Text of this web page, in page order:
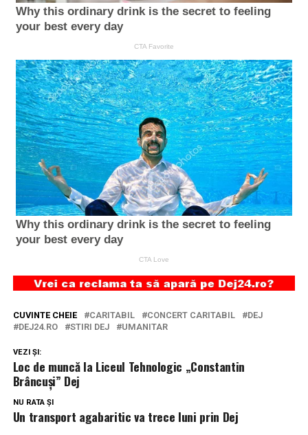
CUVINTE CHEIE CARITABIL CONCERT CARITABIL
DEJ
DEJ24.RO
STIRI DEJ UMANITAR
VEZI ȘI:
Loc de muncă la Liceul Tehnologic „Constantin
Brâncuși” Dej
NU RATA ȘI
Un transport agabaritic va trece luni prin Dej